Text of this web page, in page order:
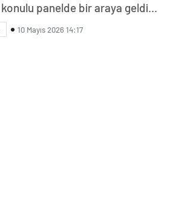
panelde bir araya geldi...
10 Mayıs 2026 14:17